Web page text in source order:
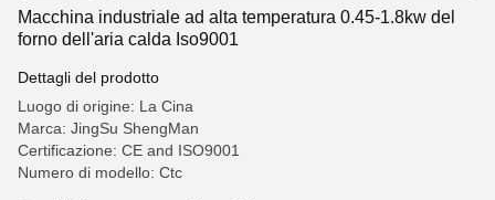
Macchina industriale ad alta temperatura 0.45-1.8kw del
forno dell'aria calda Iso9001
Dettagli del prodotto
Luogo di origine: La Cina
Marca: JingSu ShengMan
Certificazione: CE and ISO9001
Numero di modello: Ctc